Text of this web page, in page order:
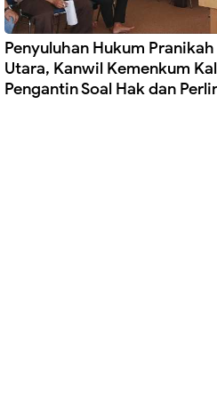
Penyuluhan Hukum
Utara, Kanwil Kemenkum
Pengantin Soal Hak dan